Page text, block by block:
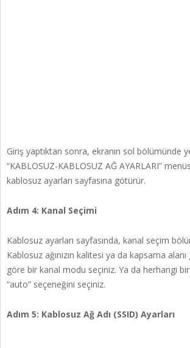
Giriş yaptıktan sonra, ekranın sol bölümünde
“KABLOSUZ-KABLOSUZ AĞ AYARLARI”
kablosuz ayarları sayfasına götürür.
Adım 4: Kanal Seçimi
Kablosuz ayarları sayfasında, kanal seçim
Kablosuz ağınızın kalitesi ya da kapsama
göre bir kanal modu seçiniz. Ya da herhangi
“auto” seçeneğini seçiniz.
Adım 5: Kablosuz Ağ Adı (SSID) Ayarları